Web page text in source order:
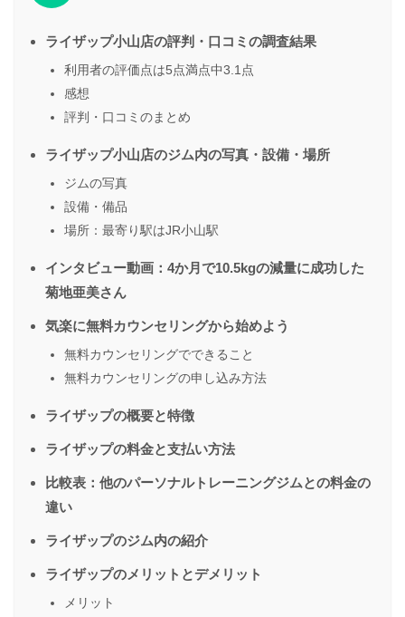
ライザップ小山店の評判・口コミの調査結果
利用者の評価点は5点満点中3.1点
感想
評判・口コミのまとめ
ライザップ小山店のジム内の写真・設備・場所
ジムの写真
設備・備品
場所：最寄り駅はJR小山駅
インタビュー動画：4か月で10.5kgの減量に成功した
菊地亜美さん
気楽に無料カウンセリングから始めよう
無料カウンセリングでできること
無料カウンセリングの申し込み方法
ライザップの概要と特徴
ライザップの料金と支払い方法
比較表：他のパーソナルトレーニングジムとの料金の
違い
ライザップのジム内の紹介
ライザップのメリットとデメリット
メリット